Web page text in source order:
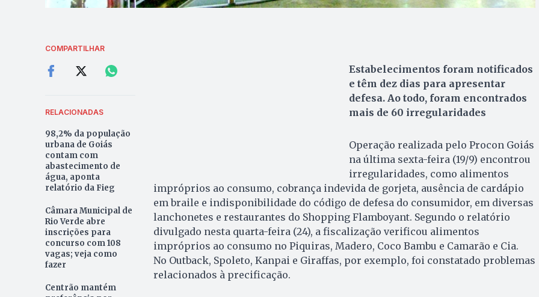
COMPARTILHAR
RELACIONADAS
98,2% da população
urbana de Goiás
contam com
abastecimento de
água, aponta
relatório da Fieg
Câmara Municipal de
Rio Verde abre
inscrições para
concurso com 108
vagas; veja como
fazer
Centrão mantém
Estabelecimentos foram notificados
e têm dez dias para apresentar
defesa. Ao todo, foram encontrados
mais de 60 irregularidades
Operação realizada pelo Procon Goiás
na última sexta-feira (19/9) encontrou
irregularidades, como alimentos
impróprios ao consumo, cobrança indevida de gorjeta, ausência de cardápio
em braile e indisponibilidade do código de defesa do consumidor, em diversas
lanchonetes e restaurantes do Shopping Flamboyant. Segundo o relatório
divulgado nesta quarta-feira (24), a fiscalização verificou alimentos
impróprios ao consumo no Piquiras, Madero, Coco Bambu e Camarão e Cia.
No Outback, Spoleto, Kanpai e Giraffas, por exemplo, foi constatado problemas
relacionados à precificação.